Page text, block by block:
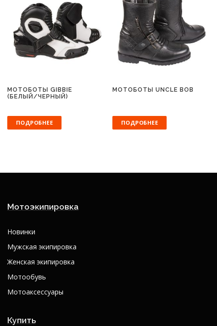
МОТОБОТЫ GIBBIE
(БЕЛЫЙ/ЧЕРНЫЙ)
ПОДРОБНЕЕ
МОТОБОТЫ UNCLE BOB
ПОДРОБНЕЕ
Мотоэкипировка
Новинки
Мужская экипировка
Женская экипировка
Мотообувь
Мотоаксессуары
Купить